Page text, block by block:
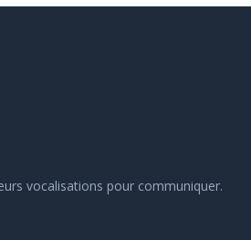
vocalisations pour communiquer.